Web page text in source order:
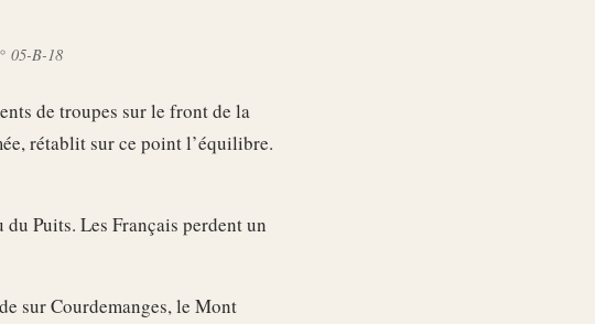
05-B-18
de troupes sur le front de la
rétablit sur ce point l’équilibre.
Puits. Les Français perdent un
sur Courdemanges, le Mont